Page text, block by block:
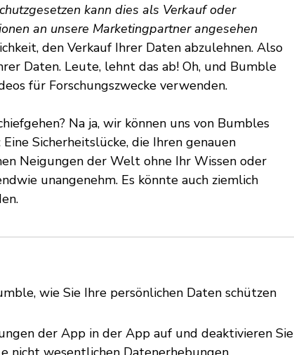
kann dies als Verkauf oder
an unsere Marketingpartner angesehen
den Verkauf Ihrer Daten abzulehnen. Also
Daten. Leute, lehnt das ab! Oh, und Bumble
für Forschungszwecke verwenden.
Na ja, wir können uns von Bumbles
Sicherheitslücke, die Ihren genauen
Neigungen der Welt ohne Ihr Wissen oder
unangenehm. Es könnte auch ziemlich
wie Sie Ihre persönlichen Daten schützen
der App in der App auf und deaktivieren Sie